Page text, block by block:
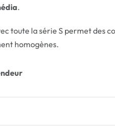
.
toute la série S permet des
homogènes.